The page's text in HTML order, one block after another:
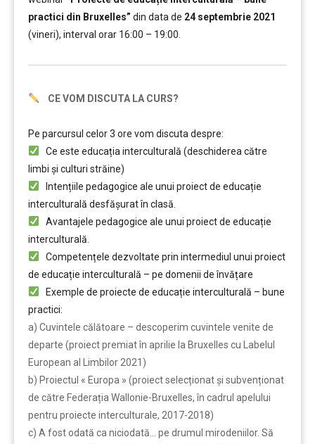
practici din Bruxelles” din data de 24 septembrie 2021
(vineri), interval orar 16:00 – 19:00.
CE VOM DISCUTA LA CURS?
Pe parcursul celor 3 ore vom discuta despre:
Ce este educația interculturală (deschiderea către
limbi și culturi străine)
Intențiile pedagogice ale unui proiect de educație
interculturală desfășurat în clasă.
Avantajele pedagogice ale unui proiect de educație
interculturală.
Competențele dezvoltate prin intermediul unui proiect
de educație interculturală – pe domenii de învățare
Exemple de proiecte de educație interculturală – bune
practici:
a) Cuvintele călătoare – descoperim cuvintele venite de
departe (proiect premiat în aprilie la Bruxelles cu Labelul
European al Limbilor 2021)
b) Proiectul « Europa » (proiect selecționat și subvenționat
de către Federația Wallonie-Bruxelles, în cadrul apelului
pentru proiecte interculturale, 2017-2018)
c) A fost odată ca niciodată… pe drumul mirodeniilor. Să